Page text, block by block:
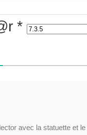
*
avec la statuette et